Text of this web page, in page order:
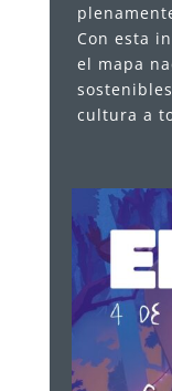
Con esta
el mapa
cultura a